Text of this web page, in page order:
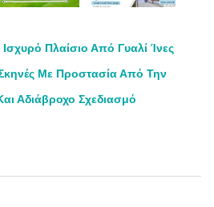
Πλαίσιο Από Γυαλί Ίνες
Με Προστασία Από Την
Αδιάβροχο Σχεδιασμό